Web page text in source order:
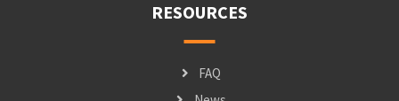
RESOURCES
FAQ